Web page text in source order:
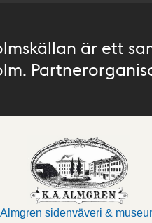
är ett
Almgren sidenväveri &